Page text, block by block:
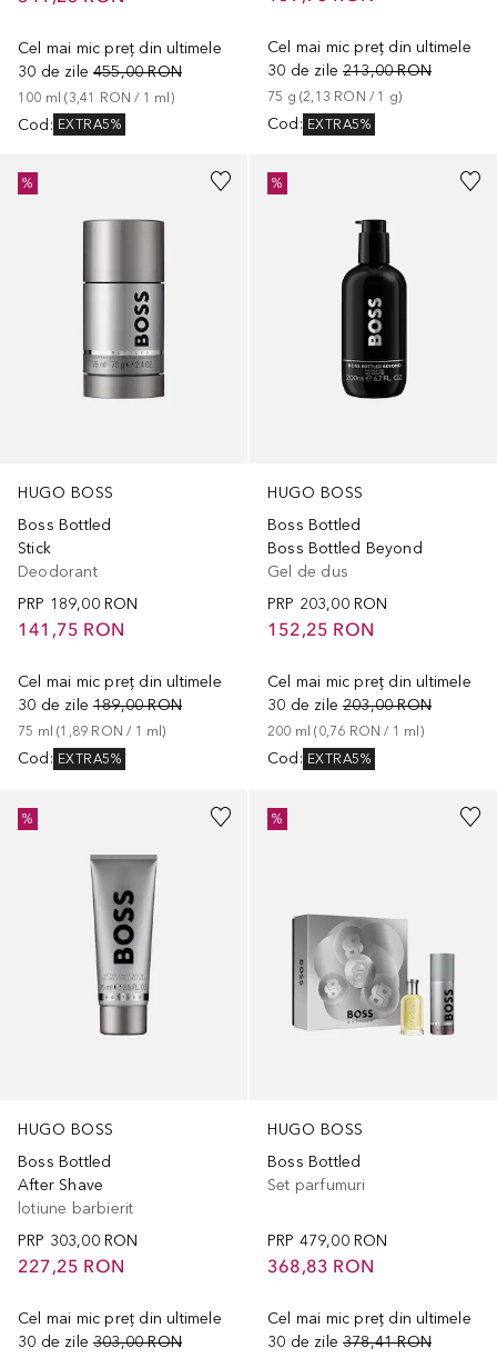
Cel mai mic preț din ultimele
30 de zile 455,00 RON
100 ml (3,41 RON / 1 ml)
Cod : EXTRA5%
Cel mai mic preț din ultimele
30 de zile 213,00 RON
75 g (2,13 RON / 1 g)
Cod : EXTRA5%
HUGO BOSS
Boss Bottled
Stick
Deodorant
PRP 189,00 RON
141,75 RON
Cel mai mic preț din ultimele
30 de zile 189,00 RON
75 ml (1,89 RON / 1 ml)
Cod : EXTRA5%
%
HUGO BOSS
Boss Bottled
Boss Bottled Beyond
Gel de dus
PRP 203,00 RON
152,25 RON
Cel mai mic preț din ultimele
30 de zile 203,00 RON
200 ml (0,76 RON / 1 ml )
Cod : EXTRA5%
%
HUGO BOSS
Boss Bottled
After Shave
lotiune barbierit
PRP 303,00 RON
227,25 RON
Cel mai mic preț din ultimele
30 de zile 303,00 RON
%
HUGO BOSS
Boss Bottled
Set parfumuri
PRP 479,00 RON
368,83 RON
Cel mai mic preț din ultimele
30 de zile 378,41 RON
%